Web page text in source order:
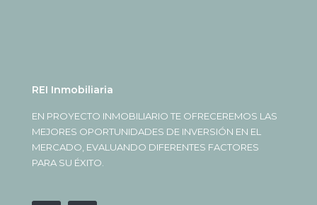
REI Inmobiliaria
EN PROYECTO INMOBILIARIO TE OFRECEREMOS LAS
MEJORES OPORTUNIDADES DE INVERSIÓN EN EL
MERCADO, EVALUANDO DIFERENTES FACTORES
PARA SU ÉXITO.